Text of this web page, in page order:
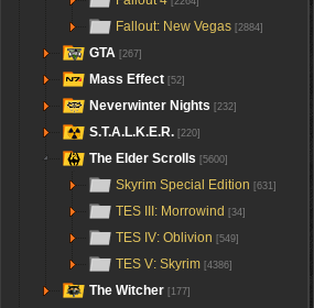
Fallout: New Vegas [2884]
GTA [267]
Mass Effect [52]
Neverwinter Nights [232]
S.T.A.L.K.E.R. [220]
The Elder Scrolls [5600]
Skyrim Special Edition [631]
TES III: Morrowind [34]
TES IV: Oblivion [549]
TES V: Skyrim [4386]
The Witcher [177]